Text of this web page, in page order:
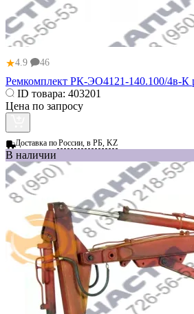
★4.9 46
Ремкомплект РК-ЭО4121-140.100/4в-К
ID товара: 403201
Цена по запросу
Доставка поРоссии, в РБ, KZ
В наличии